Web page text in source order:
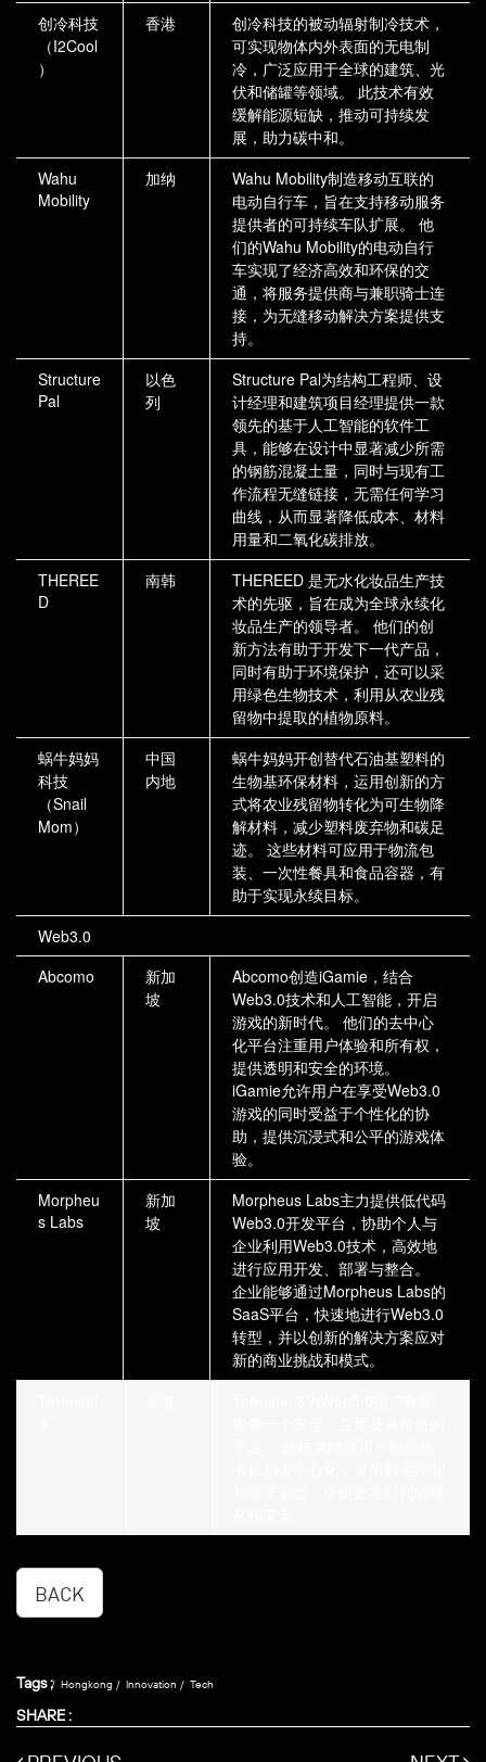
创冷科技
（I2Cool
）
香港
创冷科技的被动辐射制冷技术，
可实现物体内外表面的无电制
冷，广泛应用于全球的建筑、光
伏和储罐等领域。 此技术有效
缓解能源短缺，推动可持续发
展，助力碳中和。
Wahu
Mobility
加纳
Wahu Mobility制造移动互联的
电动自行车，旨在支持移动服务
提供者的可持续车队扩展。 他
们的Wahu Mobility的电动自行
车实现了经济高效和环保的交
通，将服务提供商与兼职骑士连
接，为无缝移动解决方案提供支
持。
Structure
Pal
以色
列
Structure Pal为结构工程师、设
计经理和建筑项目经理提供一款
领先的基于人工智能的软件工
具，能够在设计中显著减少所需
的钢筋混凝土量，同时与现有工
作流程无缝链接，无需任何学习
曲线，从而显著降低成本、材料
用量和二氧化碳排放。
THEREE
D
南韩
THEREED 是无水化妆品生产技
术的先驱，旨在成为全球永续化
妆品生产的领导者。 他们的创
新方法有助于开发下一代产品，
同时有助于环境保护，还可以采
用绿色生物技术，利用从农业残
留物中提取的植物原料。
蜗牛妈妈
科技
（Snail
Mom）
中国
内地
蜗牛妈妈开创替代石油基塑料的
生物基环保材料，运用创新的方
式将农业残留物转化为可生物降
解材料，减少塑料废弃物和碳足
迹。 这些材料可应用于物流包
装、一次性餐具和食品容器，有
助于实现永续目标。
Web3.0
Abcomo
新加
坡
Abcomo创造iGamie，结合
Web3.0技术和人工智能，开启
游戏的新时代。 他们的去中心
化平台注重用户体验和所有权，
提供透明和安全的环境。
iGamie允许用户在享受Web3.0
游戏的同时受益于个性化的协
助，提供沉浸式和公平的游戏体
验。
Morpheu
s Labs
新加
坡
Morpheus Labs主力提供低代码
Web3.0开发平台，协助个人与
企业利用Web3.0技术，高效地
进行应用开发、部署与整合。
企业能够通过Morpheus Labs的
SaaS平台，快速地进行Web3.0
转型，并以创新的解决方案应对
新的商业挑战和模式。
BACK
Tags : Hongkong Innovation Tech
SHARE :